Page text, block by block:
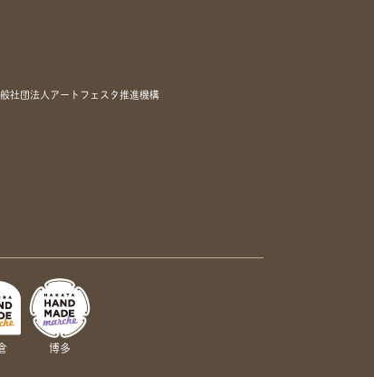
社団法人アートフェスタ推進機構
博多